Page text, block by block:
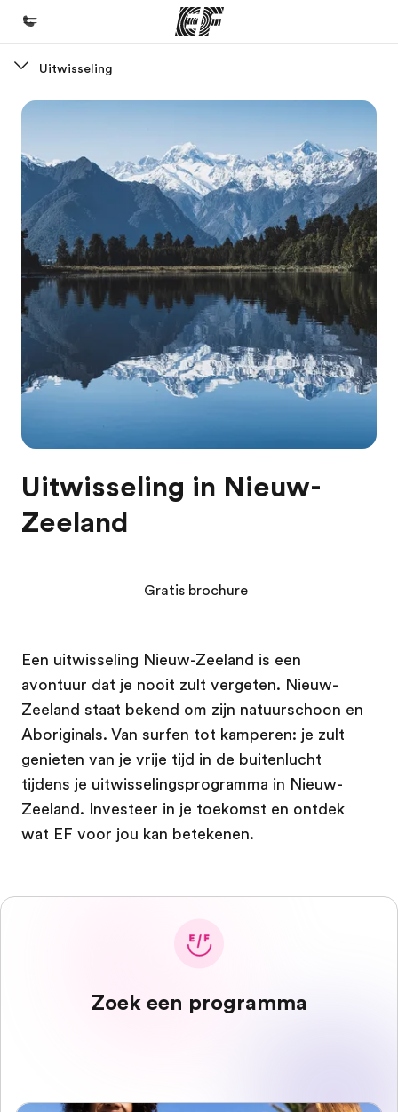
Welkom bij EF
Programma's
Bekijk alles dat we doen
Kantoren
Vind een kantoor
Over ons
Wie wij zijn
Careers
Kom bij ons team
Uitwisseling
Uitwisseling in Nieuw-
Zeeland
Een uitwisseling Nieuw-Zeeland is een
avontuur dat je nooit zult vergeten. Nieuw-
Zeeland staat bekend om zijn natuurschoon en
Aboriginals. Van surfen tot kamperen: je zult
genieten van je vrije tijd in de buitenlucht
tijdens je uitwisselingsprogramma in Nieuw-
Zeeland. Investeer in je toekomst en ontdek
wat EF voor jou kan betekenen.
Gratis brochure
Zoek een programma